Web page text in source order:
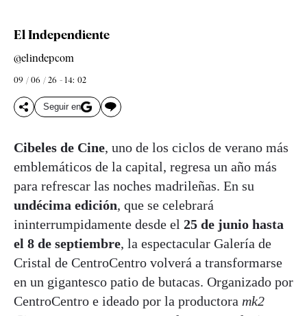
El Independiente
@elindepcom
09 / 06 / 26 - 14: 02
Seguir en
Cibeles de Cine, uno de los ciclos de verano más
emblemáticos de la capital, regresa un año más
para refrescar las noches madrileñas. En su
undécima edición, que se celebrará
ininterrumpidamente desde el 25 de junio hasta
el 8 de septiembre, la espectacular Galería de
Cristal de CentroCentro volverá a transformarse
en un gigantesco patio de butacas. Organizado por
CentroCentro e ideado por la productora mk2